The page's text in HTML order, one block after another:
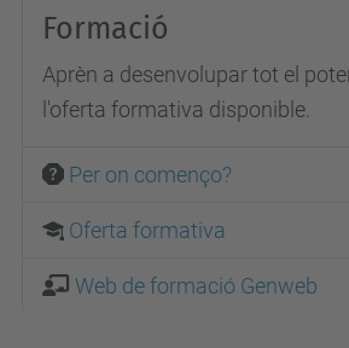
Formació
Aprèn a desenvolupar tot el
l'oferta formativa disponible.
Per on començo?
Oferta formativa
Web de formació Genweb